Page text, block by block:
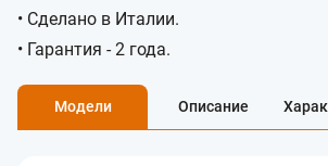
• Сделано в Италии.
• Гарантия - 2 года.
Модели Описание